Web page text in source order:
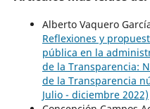
Alberto Vaquero
Reflexiones y
pública en la
de la Transparencia:
de la Transparencia
Julio - diciembre 2022)